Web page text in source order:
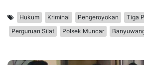
Hukum Kriminal Pengeroyokan
Tiga
Perguruan Silat
Polsek Muncar